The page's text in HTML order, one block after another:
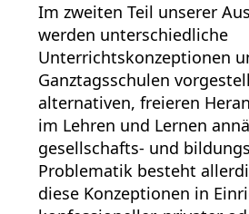
Im zweiten Teil unserer
werden unterschiedliche
Unterrichtskonzeptionen
Ganztagsschulen
alternativen, freieren
im Lehren und Lernen
gesellschafts- und
Problematik besteht
diese Konzeptionen in